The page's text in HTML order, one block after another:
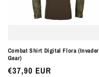
Combat Shirt Digital Flora (Invader
Gear)
Preço
€37,90 EUR